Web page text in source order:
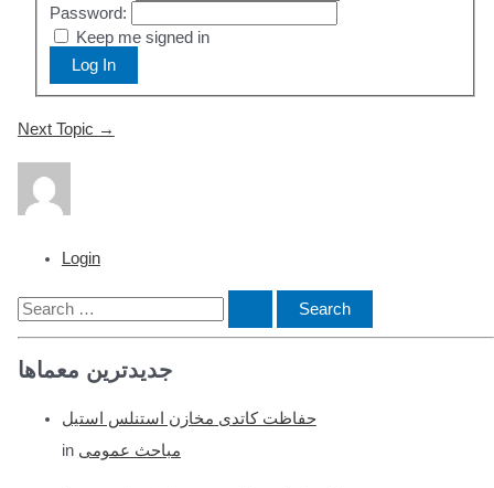
Login
S
e
جدیدترین معماها
حفاظت کاتدی مخازن استنلس استیل
in مباحث عمومی
Password:
Keep me signed in
Log In
Post
Next Topic →